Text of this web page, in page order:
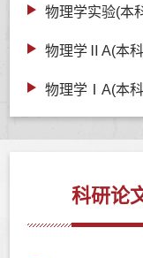
物理学实验(本
物理学ⅡA(本
物理学ⅠA(本
科研论